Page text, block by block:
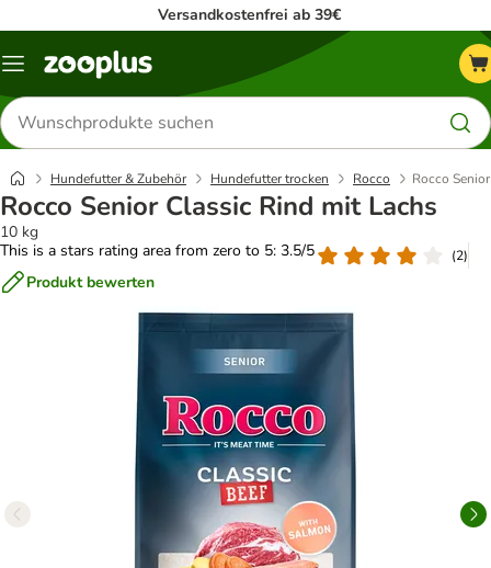
Versandkostenfrei ab 39€
Menü
Produkte
suchen
Hundefutter & Zubehör Hundefutter trocken Rocco Rocco
Rocco Senior Classic Rind mit Lachs
10 kg
This is a stars rating area from zero to 5: 3.5/5
(2)
Produkt bewerten